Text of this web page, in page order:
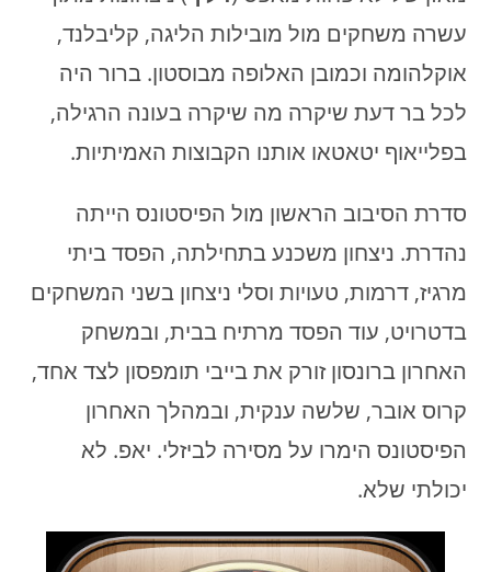
עשרה משחקים מול מובילות הליגה, קליבלנד,
אוקלהומה וכמובן האלופה מבוסטון. ברור היה
לכל בר דעת שיקרה מה שיקרה בעונה הרגילה,
בפלייאוף יטאטאו אותנו הקבוצות האמיתיות.
סדרת הסיבוב הראשון מול הפיסטונס הייתה
נהדרת. ניצחון משכנע בתחילתה, הפסד ביתי
מרגיז, דרמות, טעויות וסלי ניצחון בשני המשחקים
בדטרויט, עוד הפסד מרתיח בבית, ובמשחק
האחרון ברונסון זורק את בייבי תומפסון לצד אחד,
קרוס אובר, שלשה ענקית, ובמהלך האחרון
הפיסטונס הימרו על מסירה לביזלי. יאפ. לא
יכולתי שלא.